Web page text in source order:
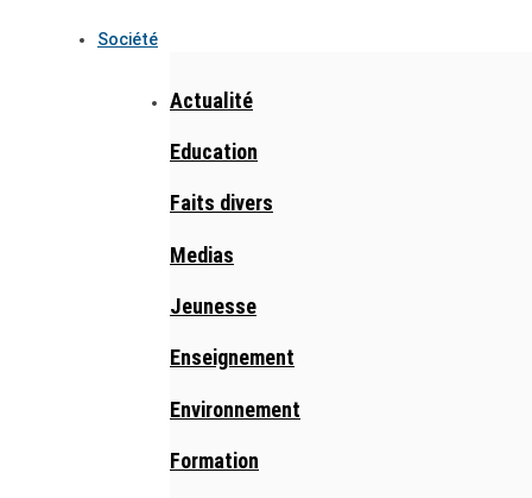
Société
Actualité
Education
Faits divers
Medias
Jeunesse
Enseignement
Environnement
Formation